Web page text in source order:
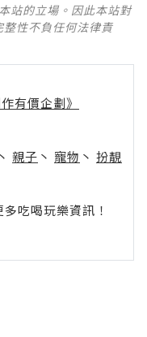
站的立場。因此本站對
性不負任何法律責
有價企劃》
丶 親子 丶 寵物 丶 扮靚
吃喝玩樂資訊！